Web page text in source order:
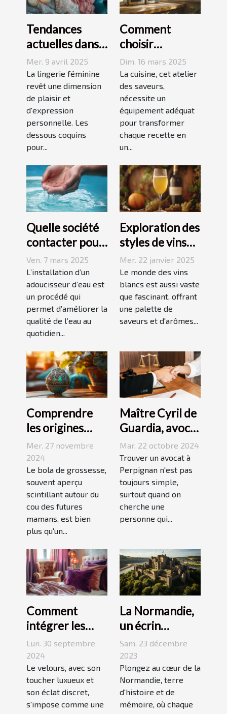
Tendances
actuelles dans
les dessous
coquins pour
femmes
Mer. 9 avril 2025
La lingerie féminine
revêt une dimension
de plaisir et
d'expression
personnelle. Les
dessous coquins
pour...
Comment
choisir
l'équipement
de cuisine idéal
pour vos
recettes
Dim. 16 mars 2025
La cuisine, cet atelier
des saveurs,
nécessite un
équipement adéquat
pour transformer
chaque recette en
un...
Quelle société
contacter pour
l'installation
d'un
adoucisseur
d'eau ?
Ven. 7 mars 2025
L’installation d’un
adoucisseur d’eau est
un procédé qui
permet d’améliorer la
qualité de l’eau au
quotidien...
Exploration des
styles de vins
blancs issus de
vignobles
renommés
Mer. 22 janvier 2025
Le monde des vins
blancs est aussi vaste
que fascinant, offrant
une palette de
saveurs et d'arômes...
Comprendre
les origines
culturelles du
bola de
grossesse
Mer. 27 novembre
2024
Le bola de grossesse,
souvent aperçu
scintillant autour du
cou des futures
mamans, est bien
plus qu'un...
Maître Cyril de
Guardia, avocat
renommé à
Perpignan
Mar. 22 octobre 2024
Trouver un avocat à
Perpignan n'est pas
toujours simple,
surtout quand on
cherche une
personne qui...
Comment
intégrer les
accessoires en
velours dans
votre quotidien
Lun. 30 septembre
2024
Le velours, avec son
toucher luxueux et
son éclat discret,
s'impose comme une
La Normandie,
un écrin
historique pour
des
événements
mémorables
Sam. 23 décembre
2023
Plongez au cœur de la
Normandie, terre
d'histoire et de
mémoire, où chaque